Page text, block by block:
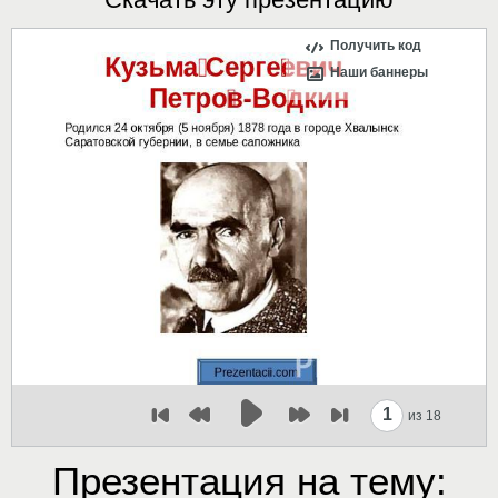
Получить код
Наши баннеры
1 из 18
Презентация на тему: